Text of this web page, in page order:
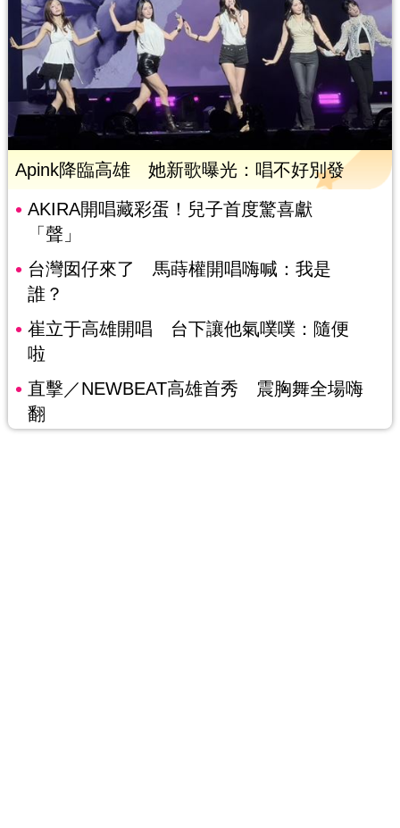
Apink降臨高雄 她新歌曝光：唱不好別發
AKIRA開唱藏彩蛋！兒子首度驚喜獻
「聲」
台灣囡仔來了 馬蒔權開唱嗨喊：我是
誰？
崔立于高雄開唱 台下讓他氣噗噗：隨便
啦
直擊／NEWBEAT高雄首秀 震胸舞全場嗨
翻